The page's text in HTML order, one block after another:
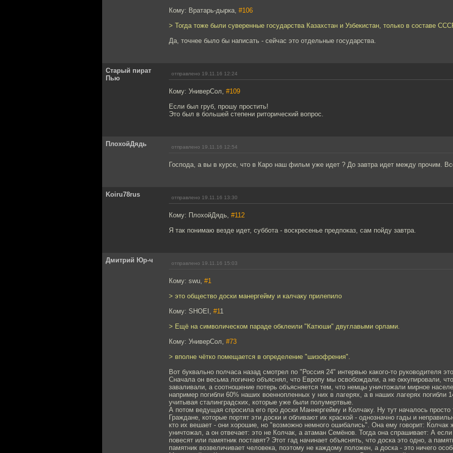
Кому: Вратарь-дырка, #106
> Тогда тоже были суверенные государства Казахстан и Узбекистан, только в составе
Да, точнее было бы написать - сейчас это отдельные государства.
Старый пират
Пью
отправлено 19.11.16 12:24
Кому: УниверСол, #109
Если был груб, прошу простить!
Это был в большей степени риторический вопрос.
ПлохойДядь отправлено 19.11.16 12:54
Господа, а вы в курсе, что в Каро наш фильм уже идет ? До завтра идет между прочим.
Koiru78rus отправлено 19.11.16 13:30
Кому: ПлохойДядь, #112
Я так понимаю везде идет, суббота - воскресенье предпоказ, сам пойду завтра.
Дмитрий Юр-ч отправлено 19.11.16 15:03
Кому: swu, #1
> это общество доски манергейму и калчаку прилепило
Кому: SHOEI, #11
> Ещё на символическом параде обклеили "Катюши" двуглавыми орлами.
Кому: УниверСол, #73
> вполне чётко помещается в определение "шизофрения".
Вот буквально полчаса назад смотрел по "Россия 24" интервью какого-то руководителя
Сначала он весьма логично объяснял, что Европу мы освобождали, а не оккупировали,
заваливали, а соотношение потерь объясняется тем, что немцы уничтожали мирное
например погибли 60% наших военнопленных у них в лагерях, а в наших лагерях погибли
учитывая сталинградских, которые уже были полумертвые.
А потом ведущая спросила его про доски Маннергейму и Колчаку. Ну тут началось просто
Граждане, которые портят эти доски и обливают их краской - однозначно гады и
кто их вешает - они хорошие, но "возможно немного ошибались". Она ему говорит: Колчак
уничтожал, а он отвечает: это не Колчак, а атаман Семёнов. Тогда она спрашивает: А
повесят или памятник поставят? Этот гад начинает объяснять, что доска это одно, а
памятник возвеличивает человека, поэтому не каждому положен, а доска - это ничего